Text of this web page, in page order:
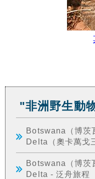
"非洲野生動
Botswana（博茨
Delta（奧卡萬戈
Botswana（博茨
Delta - 泛舟旅程